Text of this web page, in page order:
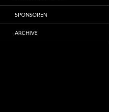
SPONSOREN
ARCHIVE